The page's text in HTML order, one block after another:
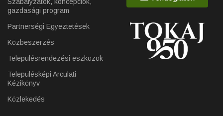
Szabályzatok, koncepciók,
gazdasági program
Partnerségi Egyeztetések
Közbeszerzés
Településrendezési eszközök
Településképi Arculati
Kézikönyv
Közlekedés